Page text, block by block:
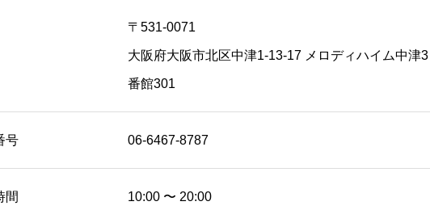
〒531-0071
大阪府大阪市北区中津1-13-17 メロディハイム中津3
番館301
号 06-6467-8787
間 10:00 〜 20:00